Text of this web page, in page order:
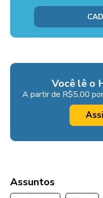
Você lê o
A partir de R$5,00
Assuntos